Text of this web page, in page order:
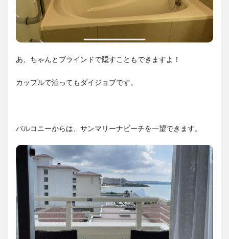
あ、ちゃんとブラインドで隠すこともできますよ！
カップルで泊ってもダイジョブです。
バルコニーからは、サンマリーナビーチを一望できます。